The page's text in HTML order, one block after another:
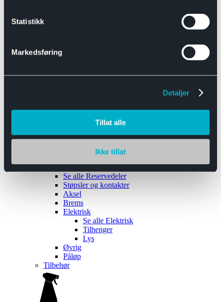
Statistikk
Markedsføring
Detaljer
Tillat alle
Ikke tillat
Båthengere
Reservedeler
Se alle Reservedeler
Støpsler og kontakter
Aksel
Brems
Elektrisk
Se alle Elektrisk
Tilhenger
Lys
Øvrig
Påløp
Tilbehør